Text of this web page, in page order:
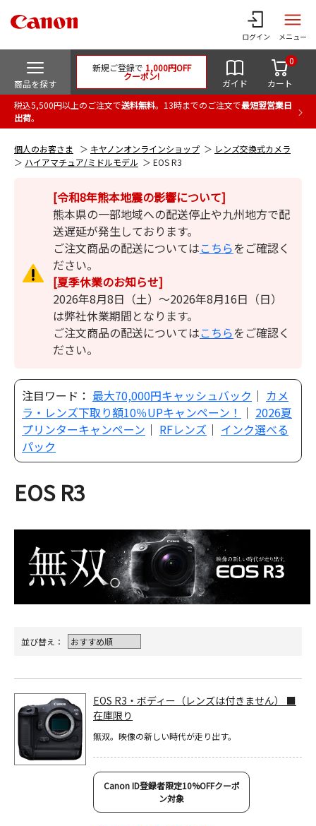
ログイン メニュー
商品を探す
新規ご登録で 1,000円OFF
クーポン!
ガイド カート
0
税込5,500円以上のご注文で送料無料。13時までのご注文で最短翌営業日
出荷。
個人のお客さま キヤノンオンラインショップ
レンズ交換式カメラ
ハイアマチュア/ミドルモデル
EOS R3
[令和8年熊本地震の影響について]
熊本県の一部地域への配送停止や九州地方で配
送遅延が発生しております。
ご注文商品の配送についてはこちらをご確認く
ださい。
[夏季休業のお知らせ]
2026年8月8日（土）～2026年8月16日（日）
は弊社休業期間となります。
ご注文商品の配送についてはこちらをご確認く
ださい。
注目ワード： 最大70,000円キャッシュバック ｜ カメ
ラ・レンズ下取り額10％UPキャンペーン！
｜ 2026夏
プリンターキャンペーン ｜ RFレンズ ｜ インク選べる
パック
EOS R3
並び替え：
EOS R3・ボディー（レンズは付きません） ■
在庫限り
無双。映像の新しい時代が走り出す。
Canon ID登録者限定10%OFFクーポ
ン対象